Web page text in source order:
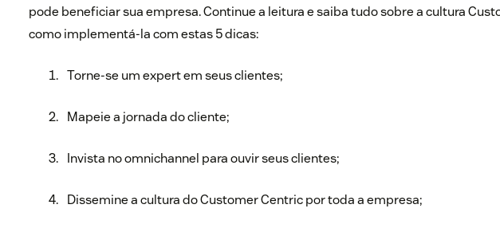
pode beneficiar sua empresa. Continue a leitura e saiba tudo sobre a cultura
como implementá-la com estas 5 dicas:
Torne-se um expert em seus clientes;
Mapeie a jornada do cliente;
Invista no omnichannel para ouvir seus clientes;
Dissemine a cultura do Customer Centric por toda a empresa;